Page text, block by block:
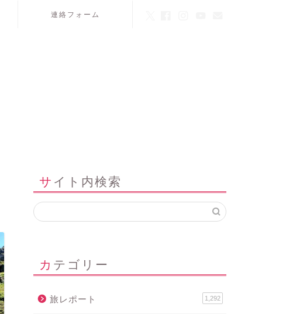
連絡フォーム
サイト内検索
カテゴリー
旅レポート 1,292